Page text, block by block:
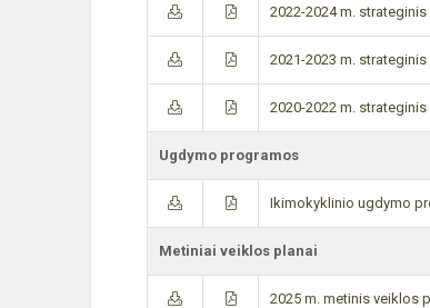
2022-2024 m.
2021-2023 m.
2020-2022 m.
Ugdymo programos
Ikimokyklinio ugdymo
Metiniai veiklos planai
2025 m. metinis veiklos